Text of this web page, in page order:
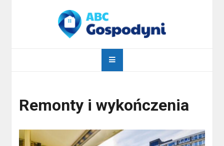
abcgospodyni.pl
Remonty i wykończenia